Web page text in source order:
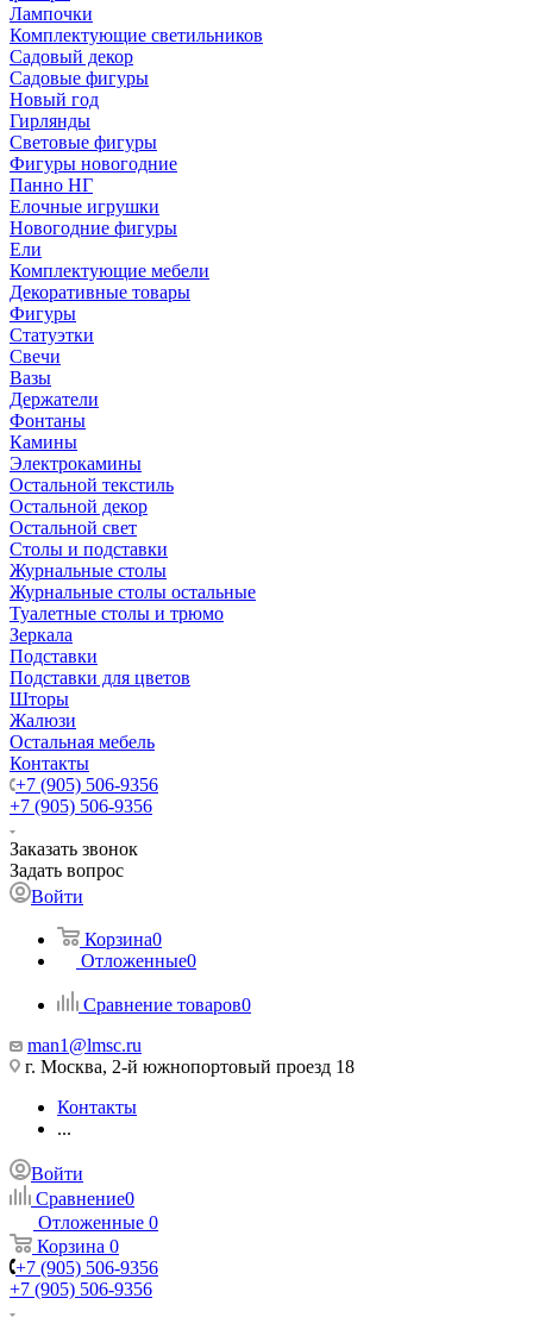
Лампочки
Комплектующие светильников
Садовый декор
Садовые фигуры
Новый год
Гирлянды
Световые фигуры
Фигуры новогодние
Панно НГ
Елочные игрушки
Новогодние фигуры
Ели
Комплектующие мебели
Декоративные товары
Фигуры
Статуэтки
Свечи
Вазы
Держатели
Фонтаны
Камины
Электрокамины
Остальной текстиль
Остальной декор
Остальной свет
Столы и подставки
Журнальные столы
Журнальные столы остальные
Туалетные столы и трюмо
Зеркала
Подставки
Подставки для цветов
Шторы
Жалюзи
Остальная мебель
Контакты
+7 (905) 506-9356
+7 (905) 506-9356
Заказать звонок
Задать вопрос
Войти
Корзина0
Отложенные0
Сравнение товаров0
man1@lmsc.ru
г. Москва, 2-й южнопортовый проезд 18
Контакты
...
Войти
Сравнение0
Отложенные 0
Корзина 0
+7 (905) 506-9356
+7 (905) 506-9356